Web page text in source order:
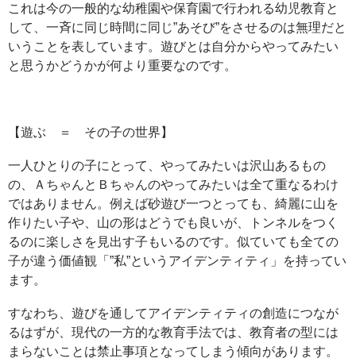
これは今の一般的な幼稚園や保育園で行われる幼児教育と
して、一斉に同じ時間に同じ”あそび”をさせるのは無理だと
いうことを表しています。遊びとは自分からやってみたい
と思うかどうかが何より重要なのです。
【遊ぶ ＝ その子の世界】
一人ひとりの子にとって、やってみたいは沢山あるもの
の、ＡちゃんとＢちゃんのやってみたいは全て重なるわけ
ではありません。例えば砂遊び一つとっても、綺麗に山を
作りたい子や、山の形はどうでも良いが、トンネルをつく
るのに楽しさを見出す子もいるのです。似ていても全ての
子が違う価値観「”私”というアイデンティティ」を持ってい
ます。
すなわち、遊びを通してアイデンティティの創造につなが
るはずが、現代の一方的な教育手法では、教育者の型には
まらないことは禁止事項となってしまう傾向があります。